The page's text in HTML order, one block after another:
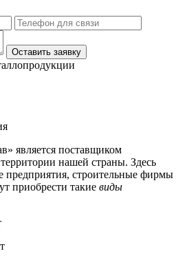
является поставщиком
нашей страны. Здесь
строительные фирмы
приобрести такие виды